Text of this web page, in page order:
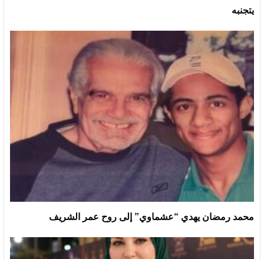
يتجنبه
محمد رمضان يهدي “عشماوي” إلى روح عمر الشريف